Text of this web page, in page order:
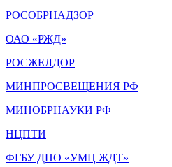
РОСОБРНАДЗОР
ОАО «РЖД»
РОСЖЕЛДОР
МИНПРОСВЕЩЕНИЯ РФ
МИНОБРНАУКИ РФ
НЦПТИ
ФГБУ ДПО «УМЦ ЖДТ»